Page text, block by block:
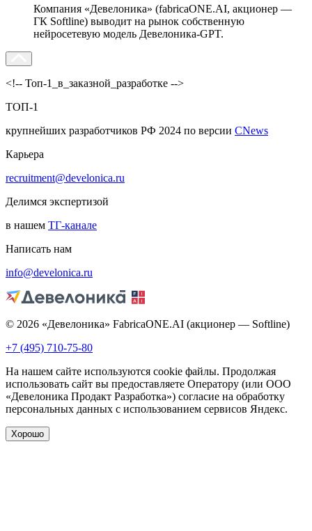
Компания «Девелоника» (fabricaONE.AI, акционер —
ГК Softline) выводит на рынок собственную
нейросетевую модель Девелоника-GPT.
<!-- Топ-1_в_заказной_разработке -->
ТОП-1
крупнейших разработчиков РФ 2024 по версии CNews
Карьера
recruitment@develonica.ru
Делимся экспертизой
в нашем ТГ-канале
Написать нам
info@develonica.ru
© 2026 «Девелоника» FabricaONE.AI (акционер — Softline)
+7 (495) 710-75-80
На нашем сайте используются cookie файлы. Продолжая
использовать сайт вы предоставляете Оператору (или ООО
«Девелоника Продакт Разработка») согласие на обработку
персональных данных с использованием сервисов Яндекс.
Хорошо